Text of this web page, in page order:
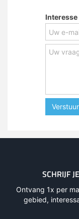
Interesse
Verstuur
SCHRIJF
Ontvang 1x per
gebied,